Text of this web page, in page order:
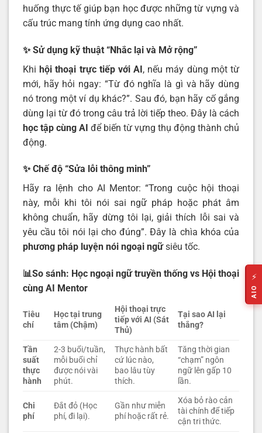
huống thực tế giúp bạn học được những từ vựng và
cấu trúc mang tính ứng dụng cao nhất.
✨ Sử dụng kỹ thuật “Nhắc lại và Mở rộng”
Khihội thoại trực tiếp với AI, nếu máy dùng một từ
mới, hãy hỏi ngay: “Từ đó nghĩa là gì và hãy dùng
nó trong một ví dụ khác?”. Sau đó, bạn hãy cố gắng
dùng lại từ đó trong câu trả lời tiếp theo. Đây là cách
học tập cùng AI để biến từ vựng thụ động thành chủ
động.
✨ Chế độ “Sửa lỗi thông minh”
Hãy ra lệnh cho AI Mentor: “Trong cuộc hội thoại
này, mỗi khi tôi nói sai ngữ pháp hoặc phát âm
không chuẩn, hãy dừng tôi lại, giải thích lỗi sai và
yêu cầu tôi nói lại cho đúng”. Đây là chìa khóa của
phương pháp luyện nói ngoại ngữsiêu tốc.
📊So sánh: Học ngoại ngữ truyền thống vs Hội thoại
cùng AI Mentor
Tiêu
chí
Học tại trung
tâm (Chậm)
Hội thoại trực
tiếp với AI (Sát
Thủ)
Tại sao AI lại
thắng?
Tần
suất
thực
hành
2-3 buổi/tuần,
mỗi buổi chỉ
được nói vài
phút.
Thực hành bất
cứ lúc nào,
bao lâu tùy
thích.
Tăng thời gian
“chạm” ngôn
ngữ lên gấp 10
lần.
Chi
phí
Đắt đỏ (Học
phí, đi lại).
Gần như miễn
phí hoặc rất rẻ.
Xóa bỏ rào cản
tài chính để tiếp
cận tri thức.
⚡
AIO